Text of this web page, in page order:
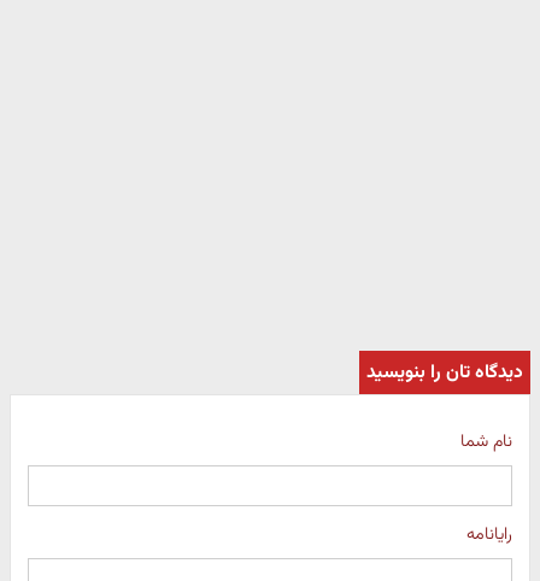
دیدگاه تان را بنویسید
نام شما
رایانامه